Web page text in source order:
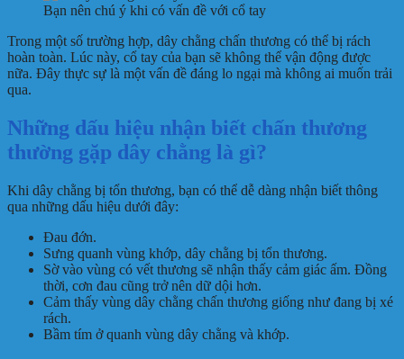
Bạn nên chú ý khi có vấn đề với cổ tay
Trong một số trường hợp, dây chằng chấn thương có thể bị rách
hoàn toàn. Lúc này, cổ tay của bạn sẽ không thể vận động được
nữa. Đây thực sự là một vấn đề đáng lo ngại mà không ai muốn trải
qua.
Những dấu hiệu nhận biết chấn thương
thường gặp dây chằng là gì?
Khi dây chằng bị tổn thương, bạn có thể dễ dàng nhận biết thông
qua những dấu hiệu dưới đây:
Đau đớn.
Sưng quanh vùng khớp, dây chằng bị tổn thương.
Sờ vào vùng có vết thương sẽ nhận thấy cảm giác ấm. Đồng
thời, cơn đau cũng trở nên dữ dội hơn.
Cảm thấy vùng dây chằng chấn thương giống như đang bị xé
rách.
Bầm tím ở quanh vùng dây chằng và khớp.